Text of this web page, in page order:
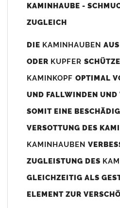
Unsere Maßangaben beziehen
800mm x 740-800mm angefertigt
angefertigt werden (bitte anfragen).
(siehe Bild/Zeichnung unten)
nicht passen dann bitte "ohne"
bis 500mm Kaminbreite:
80mm
KAMINHAUBE -
ZUGLEICH
DIE KAMINHAUBEN AUS
ODER KUPFER
KAMINKOPF OPTIMAL
UND FALLWINDEN UND
SOMIT EINE
VERSOTTUNG DES
KAMINHAUBEN
ZUGLEISTUNG DES
GLEICHZEITIG ALS
ELEMENT ZUR